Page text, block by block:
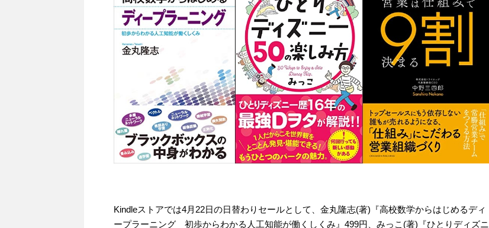
Kindleストアでは4月22日の日替わりセールとして、金丸隆志(著)『高校数学からはじめるディ
ープラーニング 初歩からわかる人工知能が働くしくみ』499円、みっこ(著)『ひとりディズニ